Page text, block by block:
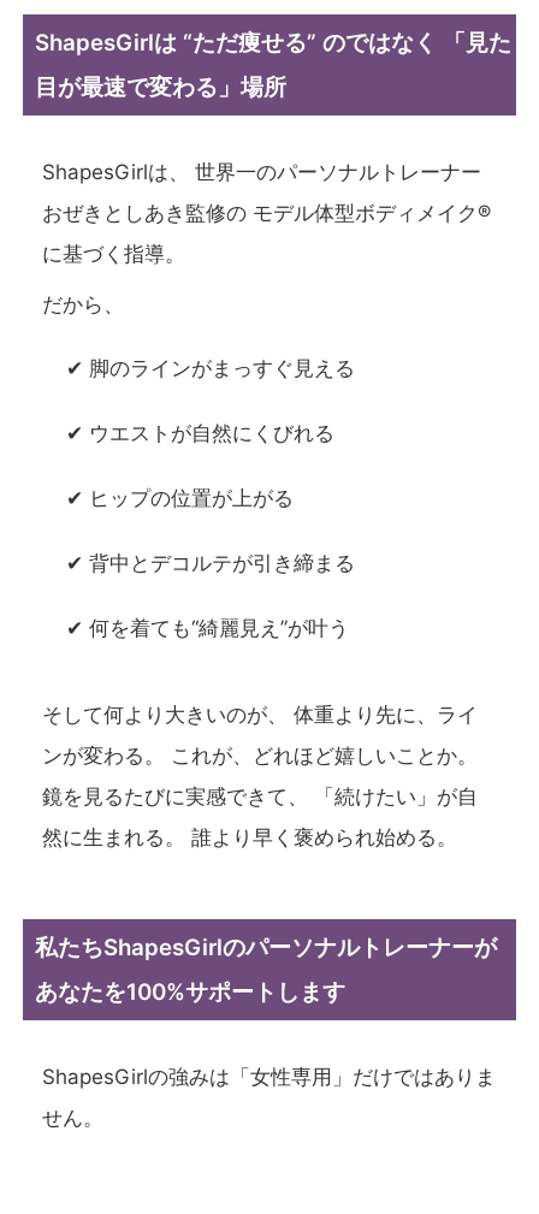
ShapesGirlは “ただ痩せる” のではなく 「見た
目が最速で変わる」場所
ShapesGirlは、 世界一のパーソナルトレーナー
おぜきとしあき監修の モデル体型ボディメイク®
に基づく指導。
だから、
✔ 脚のラインがまっすぐ見える
✔ ウエストが自然にくびれる
✔ ヒップの位置が上がる
✔ 背中とデコルテが引き締まる
✔ 何を着ても“綺麗見え”が叶う
そして何より大きいのが、 体重より先に、ライ
ンが変わる。 これが、どれほど嬉しいことか。
鏡を見るたびに実感できて、 「続けたい」が自
然に生まれる。 誰より早く褒められ始める。
私たちShapesGirlのパーソナルトレーナーが
あなたを100%サポートします
ShapesGirlの強みは「女性専用」だけではありま
せん。